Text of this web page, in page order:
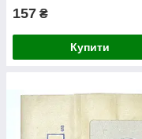
157 ₴
Купити